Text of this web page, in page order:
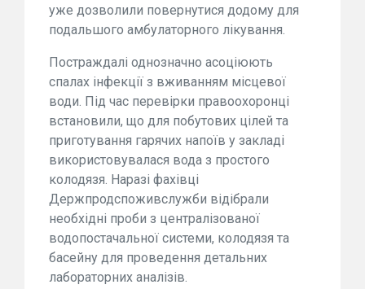
уже дозволили повернутися додому для
подальшого амбулаторного лікування.
Постраждалі однозначно асоціюють
спалах інфекції з вживанням місцевої
води. Під час перевірки правоохоронці
встановили, що для побутових цілей та
приготування гарячих напоїв у закладі
використовувалася вода з простого
колодязя. Наразі фахівці
Держпродспоживслужби відібрали
необхідні проби з централізованої
водопостачальної системи, колодязя та
басейну для проведення детальних
лабораторних аналізів.